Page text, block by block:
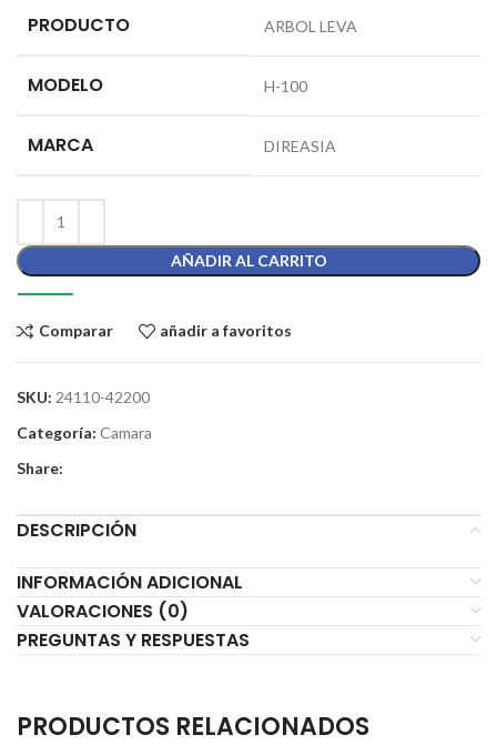
PRODUCTO ARBOL LEVA
MODELO H-100
MARCA DIREASIA
AÑADIR AL CARRITO
Comparar añadir a favoritos
SKU: 24110-42200
Categoría: Camara
Share:
DESCRIPCIÓN
INFORMACIÓN ADICIONAL
VALORACIONES (0)
PREGUNTAS Y RESPUESTAS
PRODUCTOS RELACIONADOS